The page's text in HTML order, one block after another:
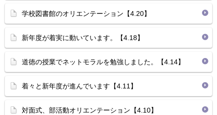
学校図書館のオリエンテーション【4.20】
新年度が着実に動いています。【4.18】
道徳の授業でネットモラルを勉強しました。【4.14】
着々と新年度が進んでいます【4.11】
対面式、部活動オリエンテーション【4.10】